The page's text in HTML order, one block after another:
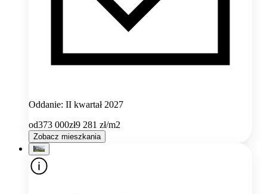
Oddanie: II kwartał 2027
od373 000zł9 281 zł/m2
Zobacz mieszkania